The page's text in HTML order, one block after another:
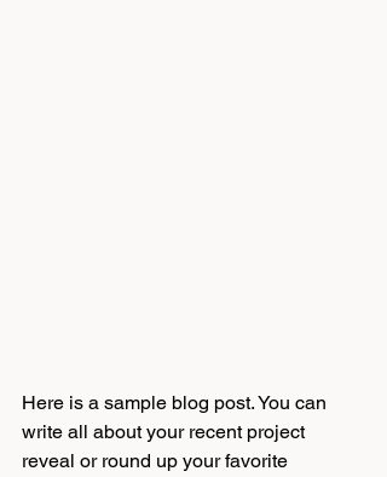
Here is a sample blog post. You can
write all about your recent project
reveal or round up your favorite